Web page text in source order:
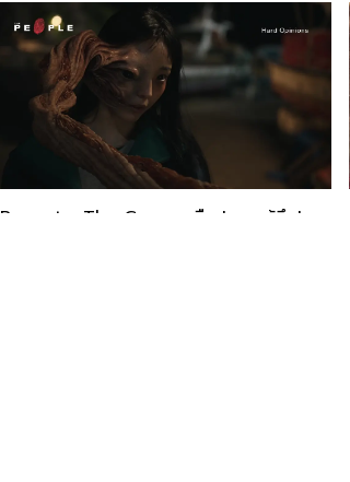
Parasyte: The Grey - หรือ 'ความรู้สึก'